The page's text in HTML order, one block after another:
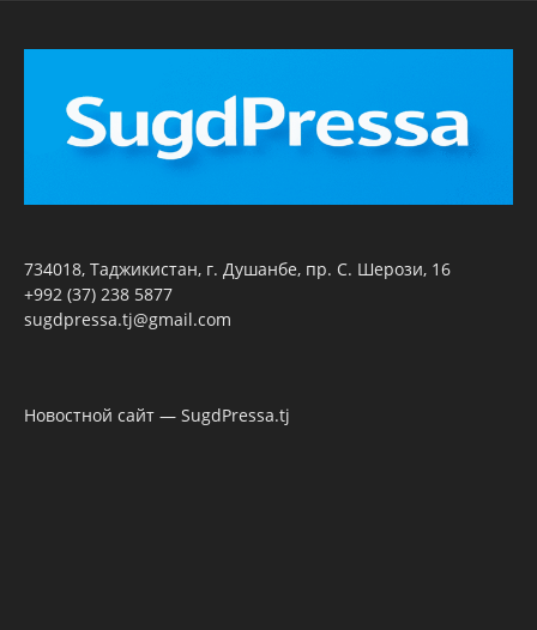
734018, Таджикистан, г. Душанбе, пр. С. Шерози, 16
+992 (37) 238 5877
sugdpressa.tj@gmail.com
Новостной сайт — SugdPressa.tj